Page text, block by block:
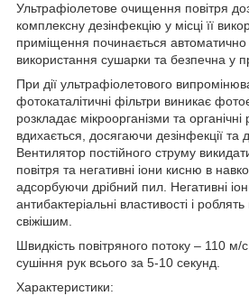
Ультрафіолетове очищення повітря
комплексну дезінфекцію у місці її
приміщення починається автоматично
використання сушарки та безпечна у
При дії ультрафіолетового
фотокаталітичні фільтри виникає
розкладає мікроорганізми та
вдихається, досягаючи дезінфекції та
Вентилятор постійного струму
повітря та негативні іони кисню в
адсорбуючи дрібний пил. Негативні
антибактеріальні властивості і
свіжішим.
Швидкість повітряного потоку – 110
сушіння рук всього за 5-10 секунд.
Характеристики: